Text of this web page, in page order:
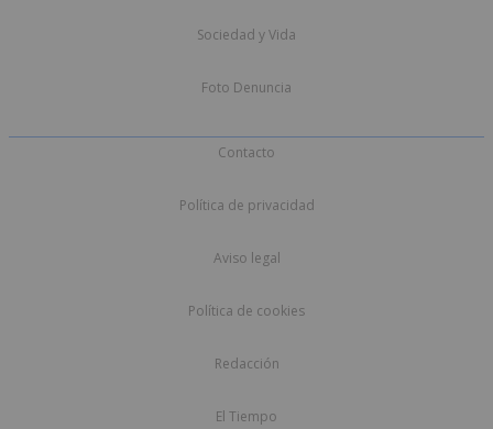
Sociedad y Vida
Foto Denuncia
Contacto
Política de privacidad
Aviso legal
Política de cookies
Redacción
El Tiempo